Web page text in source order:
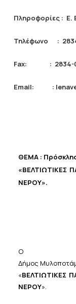
Πληροφορίες : Ε.
Τηλέφωνο :
Fax: : 2834-
Email: :
ΘΕΜΑ :
«ΒΕΛΤΙΩΤΙΚΕΣ
ΝΕΡΟΥ».
Ο
Δήμος
«ΒΕΛΤΙΩΤΙΚΕΣ
ΝΕΡΟΥ».